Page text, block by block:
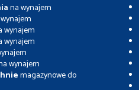
na wynajem
wynajem
wynajem
wynajem
magazynowe do